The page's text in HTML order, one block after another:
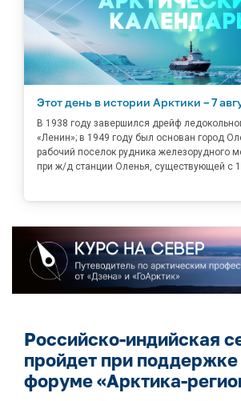
Этот день в истории Арктики – 7
В 1938 году завершился дрейф
«Ленин»; в 1949 году был основан город
рабочий поселок рудника железорудного
при ж/д станции Оленья, существующей с
Российско-индийская
пройдет при
форуме «Арктика-